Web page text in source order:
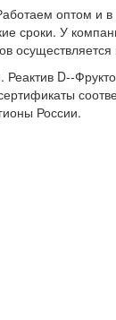
оптом и
сроки. У
D--
России.